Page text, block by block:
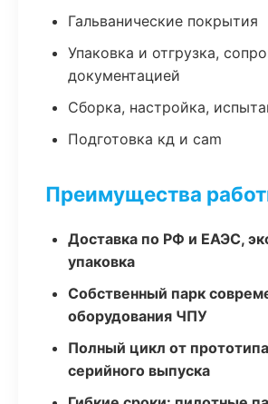
Гальванические покрытия
Упаковка и отгрузка,
документацией
Сборка, настройка,
Подготовка кд и cam
Преимущества
Доставка по РФ и ЕАЭС,
упаковка
Собственный парк
оборудования ЧПУ
Полный цикл от
серийного выпуска